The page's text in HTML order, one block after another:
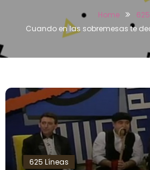
Home
Cuando en las sobremesas te
625 Líneas